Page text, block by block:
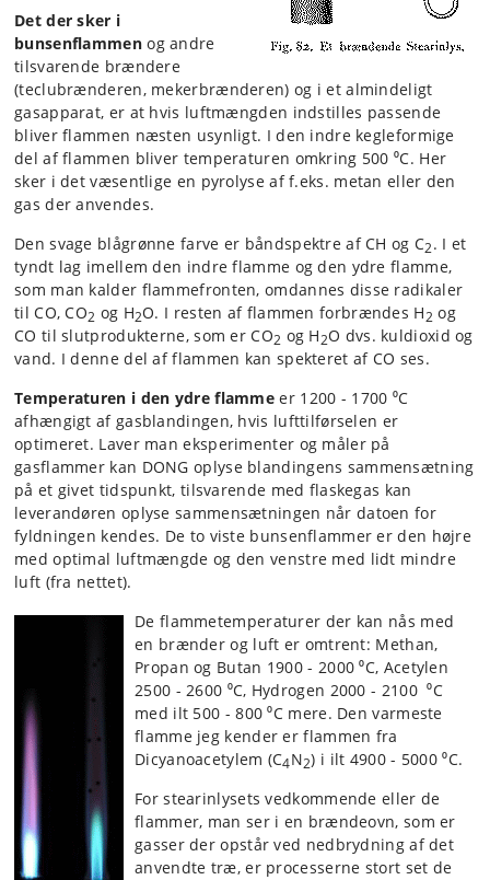
Det der sker i
bunsenflammenog andre
tilsvarende brændere
(teclubrænderen, mekerbrænderen) og i et almindeligt
gasapparat, er at hvis luftmængden indstilles passende
bliver flammen næsten usynligt. I den indre kegleformige
del af flammen bliver temperaturen omkring 500 ⁰C. Her
sker i det væsentlige en pyrolyse af f.eks. metan eller den
gas der anvendes.
Den svage blågrønne farve er båndspektre af CH og C2 . I et
tyndt lag imellem den indre flamme og den ydre flamme,
som man kalder flammefronten, omdannes disse radikaler
til CO, CO2 og H2O. I resten af flammen forbrændes H 2 og
CO til slutprodukterne, som er CO2 og H 2O dvs. kuldioxid og
vand. I denne del af flammen kan spekteret af CO ses.
Temperaturen i den ydre flamme er 1200 - 1700 ⁰C
afhængigt af gasblandingen, hvis lufttilførselen er
optimeret. Laver man eksperimenter og måler på
gasflammer kan DONG oplyse blandingens sammensætning
på et givet tidspunkt, tilsvarende med flaskegas kan
leverandøren oplyse sammensætningen når datoen for
fyldningen kendes. De to viste bunsenflammer er den højre
med optimal luftmængde og den venstre med lidt mindre
luft (fra nettet).
De flammetemperaturer der kan nås med
en brænder og luft er omtrent: Methan,
Propan og Butan 1900 - 2000 ⁰C, Acetylen
2500 - 2600 ⁰C, Hydrogen 2000 - 2100 ⁰C
med ilt 500 - 800 ⁰C mere. Den varmeste
flamme jeg kender er flammen fra
Dicyanoacetylem (C4N2) i ilt 4900 - 5000 ⁰C.
For stearinlysets vedkommende eller de
flammer, man ser i en brændeovn, som er
gasser der opstår ved nedbrydning af det
anvendte træ, er processerne stort set de